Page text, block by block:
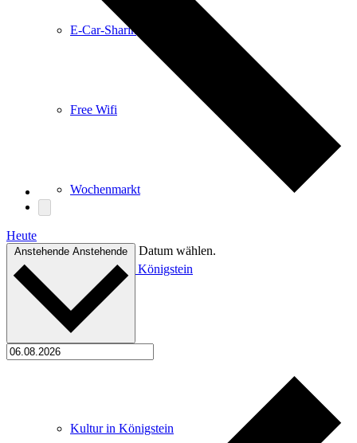
E-Car-Sharing
Free Wifi
Wochenmarkt
Einkaufen in Königstein
Kultur
Kultur in Königstein
Heute
Anstehende Anstehende Datum wählen.